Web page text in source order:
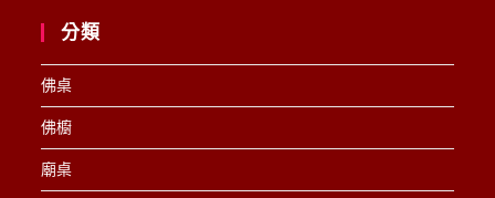
分類
佛桌
佛櫥
廟桌